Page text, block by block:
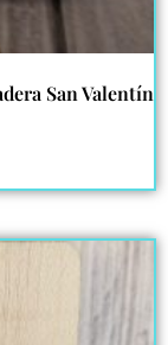
San Valentín